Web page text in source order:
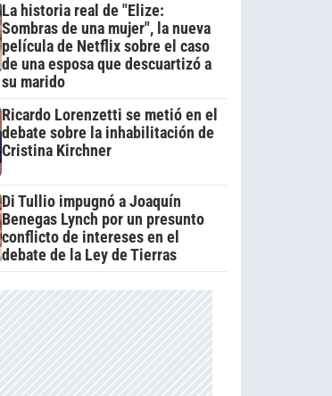
La historia real de "Elize:
Sombras de una mujer", la nueva
película de Netflix sobre el caso
de una esposa que descuartizó a
su marido
Ricardo Lorenzetti se metió en el
debate sobre la inhabilitación de
Cristina Kirchner
Di Tullio impugnó a Joaquín
Benegas Lynch por un presunto
conflicto de intereses en el
debate de la Ley de Tierras